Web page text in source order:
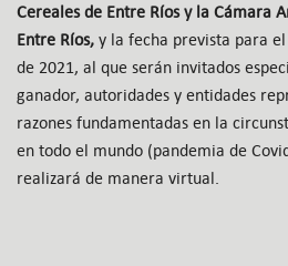
Cereales de Entre Ríos y la Cámara
Entre Ríos, y la fecha prevista para
de 2021, al que serán invitados
ganador, autoridades y entidades
razones fundamentadas en la
en todo el mundo (pandemia de
realizará de manera virtual.